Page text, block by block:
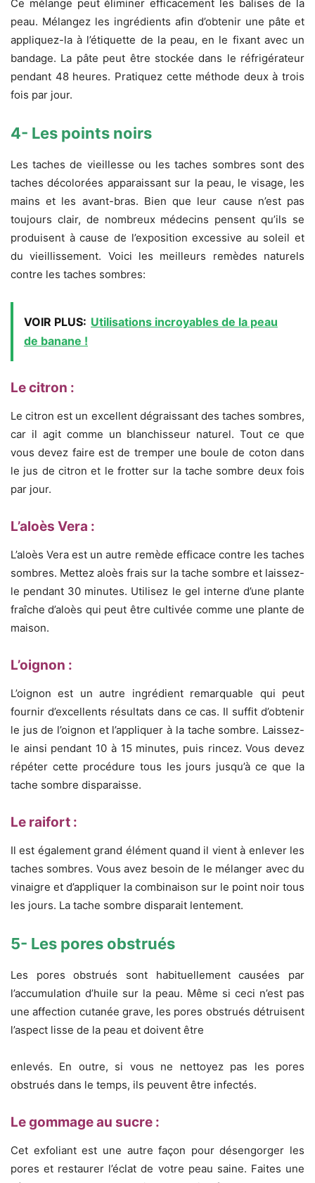
Ce mélange peut éliminer efficacement les balises de la
peau. Mélangez les ingrédients afin d’obtenir une pâte et
appliquez-la à l’étiquette de la peau, en le fixant avec un
bandage. La pâte peut être stockée dans le réfrigérateur
pendant 48 heures. Pratiquez cette méthode deux à trois
fois par jour.
4- Les points noirs
Les taches de vieillesse ou les taches sombres sont des
taches décolorées apparaissant sur la peau, le visage, les
mains et les avant-bras. Bien que leur cause n’est pas
toujours clair, de nombreux médecins pensent qu’ils se
produisent à cause de l’exposition excessive au soleil et
du vieillissement. Voici les meilleurs remèdes naturels
contre les taches sombres:
VOIR PLUS: Utilisations incroyables de la peau
de banane !
Le citron :
Le citron est un excellent dégraissant des taches sombres,
car il agit comme un blanchisseur naturel. Tout ce que
vous devez faire est de tremper une boule de coton dans
le jus de citron et le frotter sur la tache sombre deux fois
par jour.
L’aloès Vera :
L’aloès Vera est un autre remède efficace contre les taches
sombres. Mettez aloès frais sur la tache sombre et laissez-
le pendant 30 minutes. Utilisez le gel interne d’une plante
fraîche d’aloès qui peut être cultivée comme une plante de
maison.
L’oignon :
L’oignon est un autre ingrédient remarquable qui peut
fournir d’excellents résultats dans ce cas. Il suffit d’obtenir
le jus de l’oignon et l’appliquer à la tache sombre. Laissez-
le ainsi pendant 10 à 15 minutes, puis rincez. Vous devez
répéter cette procédure tous les jours jusqu’à ce que la
tache sombre disparaisse.
Le raifort :
Il est également grand élément quand il vient à enlever les
taches sombres. Vous avez besoin de le mélanger avec du
vinaigre et d’appliquer la combinaison sur le point noir tous
les jours. La tache sombre disparait lentement.
5- Les pores obstrués
Les pores obstrués sont habituellement causées par
l’accumulation d’huile sur la peau. Même si ceci n’est pas
une affection cutanée grave, les pores obstrués détruisent
l’aspect lisse de la peau et doivent être
enlevés. En outre, si vous ne nettoyez pas les pores
obstrués dans le temps, ils peuvent être infectés.
Le gommage au sucre :
Cet exfoliant est une autre façon pour désengorger les
pores et restaurer l’éclat de votre peau saine. Faites une